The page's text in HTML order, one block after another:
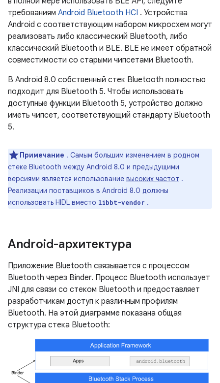
требованиям Android Bluetooth HCI . Устройства
Android с соответствующим набором микросхем могут
реализовать либо классический Bluetooth, либо
классический Bluetooth и BLE. BLE не имеет обратной
совместимости со старыми чипсетами Bluetooth.
В Android 8.0 собственный стек Bluetooth полностью
подходит для Bluetooth 5. Чтобы использовать
доступные функции Bluetooth 5, устройство должно
иметь чипсет, соответствующий стандарту Bluetooth
5.
Примечание . Самым большим изменением в родном
стеке Bluetooth между Android 8.0 и предыдущими
версиями является использование высоких частот .
Реализации поставщиков в Android 8.0 должны
использовать HIDL вместо libbt-vendor .
Android-архитектура
Приложение Bluetooth связывается с процессом
Bluetooth через Binder. Процесс Bluetooth использует
JNI для связи со стеком Bluetooth и предоставляет
разработчикам доступ к различным профилям
Bluetooth. На этой диаграмме показана общая
структура стека Bluetooth: